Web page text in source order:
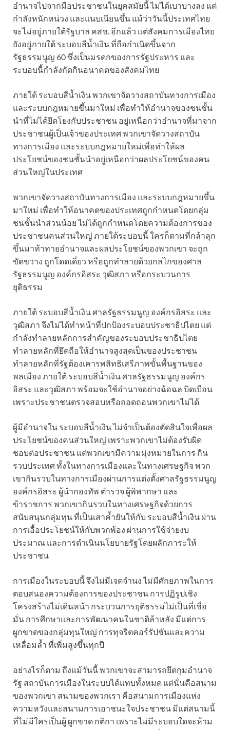
อำนาจไปจากมือประชาชนในยุคสมัยนี้ ไม่ได้เบาบางลง แต่
กำลังหนักหน่วง และแนบเนียนขึ้น แม้ว่าวันนี้ประเทศไทย
จะไม่อยู่ภายใต้รัฐบาล คสช. อีกแล้ว แต่สังคมการเมืองไทย
ยังอยู่ภายใต้ ระบอบสีน้ำเงิน ที่ถือกำเนิดขึ้นจาก
รัฐธรรมนูญ 60 ซึ่งเป็นมรดกของการรัฐประหาร และ
ระบอบนี้กำลังกัดกินอนาคตของสังคมไทย
ภายใต้ ระบอบสีน้ำเงิน พวกเขาจัดวางสถาบันทางการเมือง
และระบบกฎหมายขึ้นมาใหม่ เพื่อทำให้อำนาจของชนชั้น
นำที่ไม่ได้ยึดโยงกับประชาชน อยู่เหนือกว่าอำนาจที่มาจาก
ประชาชนผู้เป็นเจ้าของประเทศ พวกเขาจัดวางสถาบัน
ทางการเมือง และระบบกฎหมายใหม่เพื่อทำให้ผล
ประโยชน์ของชนชั้นนำอยู่เหนือกว่าผลประโยชน์ของคน
ส่วนใหญ่ในประเทศ
พวกเขาจัดวางสถาบันทางการเมือง และระบบกฎหมายขึ้น
มาใหม่ เพื่อทำให้อนาคตของประเทศถูกกำหนดโดยกลุ่ม
ชนชั้นนำส่วนน้อย ไม่ได้ถูกกำหนดโดยความต้องการของ
ประชาชนคนส่วนใหญ่ ภายใต้ระบอบนี้ ใครก็ตามที่กล้าลุก
ขึ้นมาท้าทายอำนาจและผลประโยชน์ของพวกเขา จะถูก
ขัดขวาง ถูกโดดเดี่ยว หรือถูกทำลายด้วยกลไกของศาล
รัฐธรรมนูญ องค์กรอิสระ วุฒิสภา หรือกระบวนการ
ยุติธรรม
ภายใต้ ระบอบสีน้ำเงิน ศาลรัฐธรรมนูญ องค์กรอิสระ และ
วุฒิสภา จึงไม่ได้ทำหน้าที่ปกป้องระบอบประชาธิปไตย แต่
กำลังทำลายหลักการสำคัญของระบอบประชาธิปไตย
ทำลายหลักที่ยึดถือให้อำนาจสูงสุดเป็นของประชาชน
ทำลายหลักที่รัฐต้องเคารพสิทธิเสรีภาพขั้นพื้นฐานของ
พลเมือง ภายใต้ ระบอบสีน้ำเงิน ศาลรัฐธรรมนูญ องค์กร
อิสระ และวุฒิสภา พร้อมจะใช้อำนาจอย่างฉ้อฉล บิดเบือน
เพราะประชาชนตรวจสอบหรือถอดถอนพวกเขาไม่ได้
ผู้มีอำนาจใน ระบอบสีน้ำเงิน ไม่จำเป็นต้องตัดสินใจเพื่อผล
ประโยชน์ของคนส่วนใหญ่ เพราะพวกเขาไม่ต้องรับผิด
ชอบต่อประชาชน แต่พวกเขามีความมุ่งหมายในการ กิน
รวบประเทศ ทั้งในทางการเมืองและในทางเศรษฐกิจ พวก
เขากินรวบในทางการเมืองผ่านการแต่งตั้งศาลรัฐธรรมนูญ
องค์กรอิสระ ผู้นำกองทัพ ตำรวจ ผู้พิพากษา และ
ข้าราชการ พวกเขากินรวบในทางเศรษฐกิจด้วยการ
สนับสนุนกลุ่มทุน ที่เป็นเสาค้ำยันให้กับ ระบอบสีน้ำเงิน ผ่าน
การเอื้อประโยชน์ให้กับพวกพ้อง ผ่านการใช้จ่ายงบ
ประมาณ และการดำเนินนโยบายรัฐโดยผลักภาระให้
ประชาชน
การเมืองในระบอบนี้ จึงไม่มีเจตจำนง ไม่มีศักยภาพในการ
ตอบสนองความต้องการของประชาชน การปฏิรูปเชิง
โครงสร้างไม่เดินหน้า กระบวนการยุติธรรมไม่เป็นที่เชื่อ
มั่น การศึกษาและการพัฒนาคนในชาติล้าหลัง มีแต่การ
ผูกขาดของกลุ่มทุนใหญ่ การทุจริตคอร์รัปชันและความ
เหลื่อมล้ำ ที่เพิ่มสูงขึ้นทุกปี
อย่างไรก็ตาม ถึงแม้วันนี้ พวกเขาจะสามารถยึดกุมอำนาจ
รัฐ สถาบันการเมืองในระบบได้แทบทั้งหมด แต่นั่นคือสนาม
ของพวกเขา สนามของพวกเรา คือสนามการเมืองแห่ง
ความหวังและสนามการเอาชนะใจประชาชน มีแต่สนามนี้
ที่ไม่มีใครเป็นผู้ ผูกขาด กติกา เพราะไม่มีระบอบใดจะห้าม